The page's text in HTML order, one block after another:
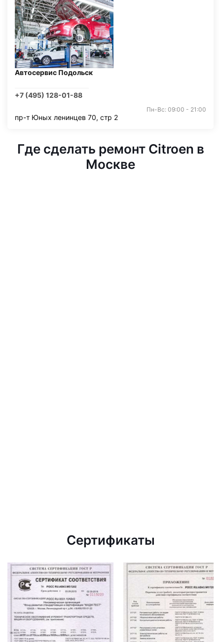
Автосервис Подольск
+7 (495) 128-01-88
Пн-Вс: 09:00 - 21:00
пр-т Юных ленинцев 70, стр 2
Где сделать ремонт Citroen в
Москве
Сертификаты